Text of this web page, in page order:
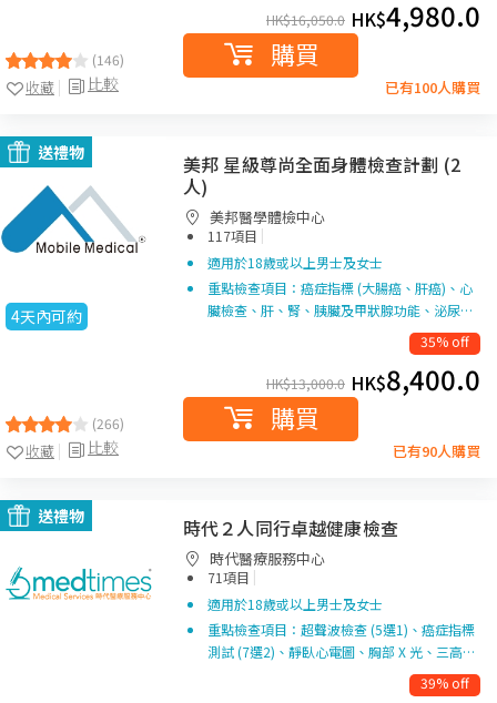
(146)
比較
收藏
HK$16,050.0 HK$4,980.0
購買
已有100人購買
送禮物
4天內可約
(266)
比較
收藏
美邦 星級尊尚全面身體檢查計劃 (2
人)
美邦醫學體檢中心
117項目 |
適用於18歲或以上男士及女士
重點檢查項目：癌症指標 (大腸癌、肝癌)、心
臟檢查、肝、腎、胰臟及甲狀腺功能、泌尿…
35% off
HK$13,000.0 HK$8,400.0
購買
已有90人購買
送禮物 時代２人同行卓越健康檢查
時代醫療服務中心
71項目 |
適用於18歲或以上男士及女士
重點檢查項目：超聲波檢查 (5選1)、癌症指標
測試 (7選2)、靜臥心電圖、胸部 X 光、三高…
39% off